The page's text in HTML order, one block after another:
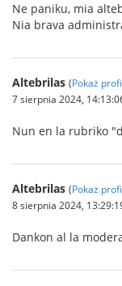
Ne paniku, mia
Nia brava
Altebrilas (Pokaż
7 sierpnia 2024,
Nun en la rubriko
Altebrilas (Pokaż
8 sierpnia 2024,
Dankon al la